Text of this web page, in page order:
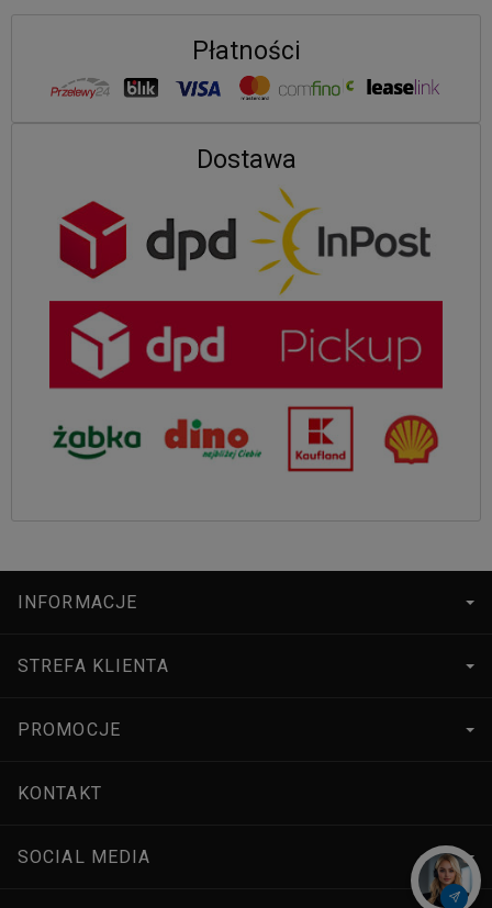
Płatności
Dostawa
INFORMACJE
STREFA KLIENTA
PROMOCJE
KONTAKT
SOCIAL MEDIA